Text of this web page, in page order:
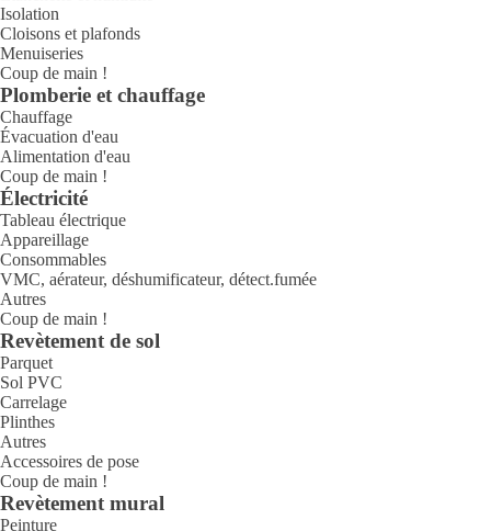
Isolation
Cloisons et plafonds
Menuiseries
Coup de main !
Plomberie et chauffage
Chauffage
Évacuation d'eau
Alimentation d'eau
Coup de main !
Électricité
Tableau électrique
Appareillage
Consommables
VMC, aérateur, déshumificateur, détect.fumée
Autres
Coup de main !
Revètement de sol
Parquet
Sol PVC
Carrelage
Plinthes
Autres
Accessoires de pose
Coup de main !
Revètement mural
Peinture